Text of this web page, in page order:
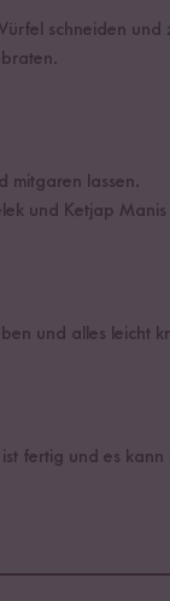
schneiden
mitgaren lassen.
und Ketjap Manis
und alles leicht
fertig und es